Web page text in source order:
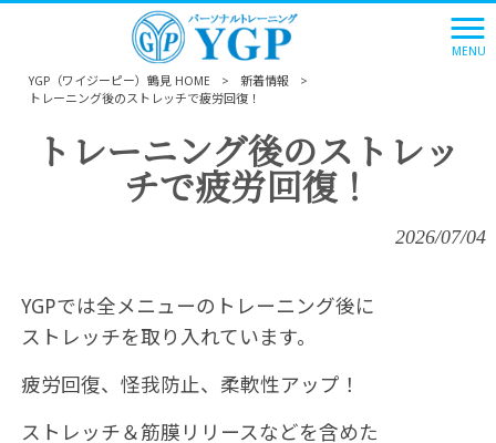
MENU
YGP（ワイジーピー）鶴見 HOME > 新着情報
>
トレーニング後のストレッチで疲労回復！
トレーニング後のストレッ
チで疲労回復！
2026/07/04
YGPでは全メニューのトレーニング後に
ストレッチを取り入れています。
疲労回復、怪我防止、柔軟性アップ！
ストレッチ＆筋膜リリースなどを含めた